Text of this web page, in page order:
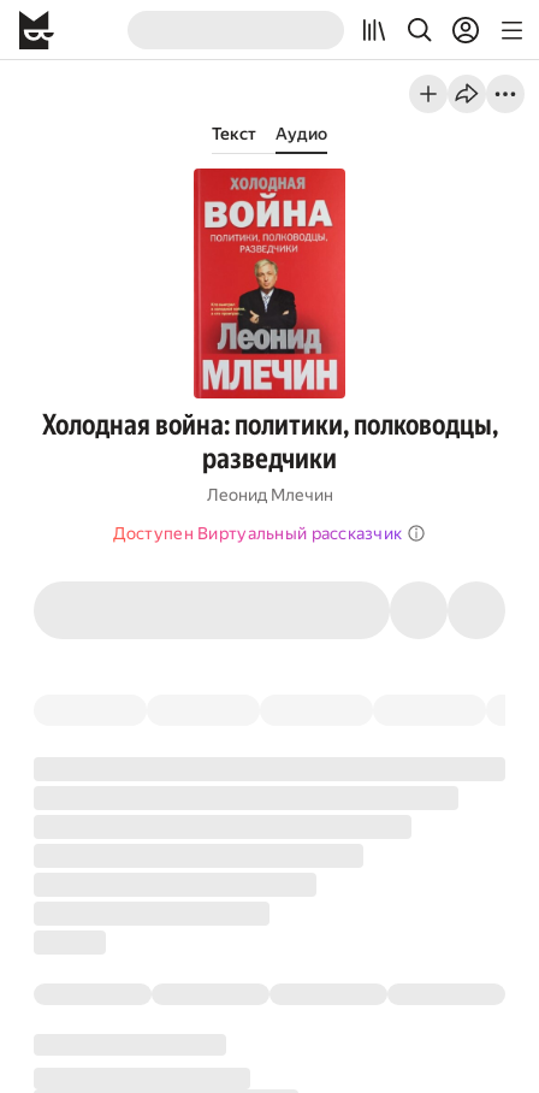
Текст Аудио
Холодная война: политики, полководцы,
разведчики
Леонид Млечин
Доступен Виртуальный рассказчик